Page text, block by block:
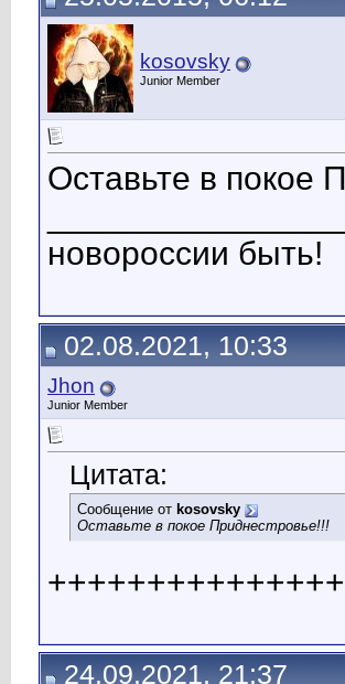
kosovsky
Junior Member
Оставьте в покое
новороссии быть!
02.08.2021, 10:33
Jhon
Junior Member
Цитата:
Сообщение от kosovsky
Оставьте в покое Приднестровье!!!
24.09.2021, 21:37